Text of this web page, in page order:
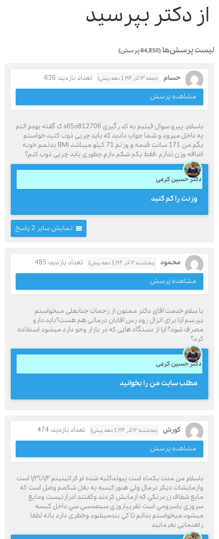
از دکتر بپرسید
لیست پرسش‌ها (64,850 پرسش)
حسام جمعه ۱۳ آذر ۹۴( 1 دهه پیش)
تعداد بازدید: 636
مشاهده پرسش
باسلام..پیرو سوال قبلیم به کد رگیری s65o812706 ک گفته بودم التم
به داخل میرود و شما جواب دادید که باید چربی ذوب کنید.خواستم
بگم من 171 سانت قدمه و وزنم 71 کیلو میباشد BMI بدنمم خوبه
اضافه وزن ندارم .فقط یکم شکم دارم.چطوری باید چربی ذوب کنم؟
دکتر حسین کرمی
وزنت را كم كنيد
نمایش سایر 2 پاسخ
محمود پنجشنبه ۱۲ آذر ۹۴( 1 دهه پیش)
تعداد بازدید: 485
مشاهده پرسش
با سلام خدمت آقای دکتر ممنون از زحمات جنابعلی میخواستم
بپرسم آیا برای انزال زود رس آقایان درمانی هم هست؟باید دارو
مصرف شود؟ آیا از دستگاه هایی که در بازار وجو دارد میشود استفاده
کرد؟
دکتر حسین کرمی
مطلب سایت من را بخوانید
كورش پنجشنبه ۱۲ آذر ۹۴( 1 دهه پیش)
تعداد بازدید: 474
مشاهده پرسش
باسلام من مدت يكماه است پيوندكليه شده ام كراتينينم ١/٢تا١/٣ است
وازمايشات ديكر نرمال ولي هنوزكيسه به بغل شكمم وصل است كه
مايع شفاف زردرنكي كه ازمايش كردند وكفتند ادرارنيست ومايع
سروزي ياسرومي است تقريباروزي سيصدسي سي داخل كيسه
ميشود ميخواستم بدانم تا كي بندميشود وخطرى دارد يانه لطفا
راهنمايي بفرماييد
ارسال
قدرت گرفته از